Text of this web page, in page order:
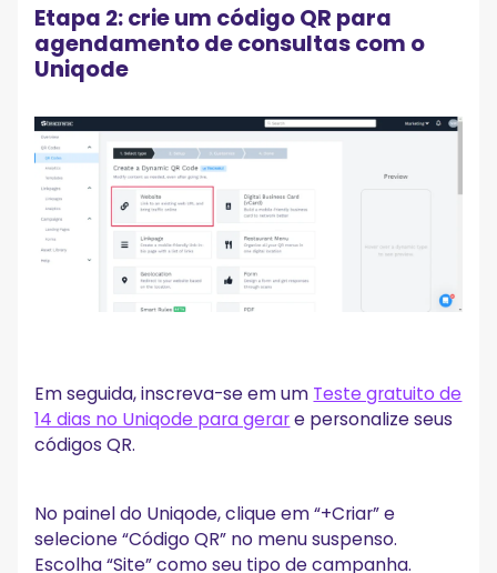
Etapa 2: crie um código QR para
agendamento de consultas com o
Uniqode
Em seguida, inscreva-se em um Teste gratuito de
14 dias no Uniqode para gerare personalize seus
códigos QR.
No painel do Uniqode, clique em “+Criar” e
selecione “Código QR” no menu suspenso.
Escolha “Site” como seu tipo de campanha.